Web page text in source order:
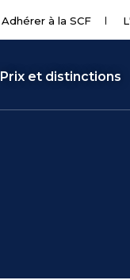
Adhérer à la SCF
Prix et distinctions